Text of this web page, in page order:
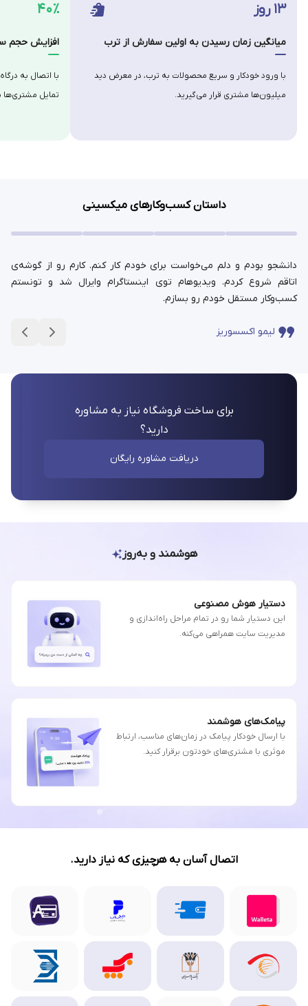
۴۰٪
افزایش حجم
با اتصال به
تمایل
۱۳ روز
میانگین زمان رسیدن به اولین سفارش از ترب
با ورود خودکار و سریع محصولات به ترب، در معرض دید
میلیون‌ها مشتری قرار می‌گیرید.
داستان کسب‌وکارهای میکسینی
دانشجو بودم و دلم می‌خواست برای خودم کار کنم. کارم رو از گوشه‌ی
اتاقم شروع کردم. ویدیوهام توی اینستاگرام وایرال شد و تونستم
کسب‌وکار مستقل خودم رو بسازم.
لیمو اکسسوریز
برای ساخت فروشگاه نیاز به مشاوره
دارید؟
دریافت مشاوره رایگان
هوشمند و به‌روز
دستیار هوش مصنوعی
این دستیار شما رو در تمام مراحل راه‌اندازی و
مدیریت سایت همراهی می‌کنه.
پیامک‌های هوشمند
با ارسال خودکار پیامک در زمان‌های مناسب، ارتباط
موثری با مشتری‌های خودتون برقرار کنید.
اتصال آسان به هرچیزی که نیاز دارید.